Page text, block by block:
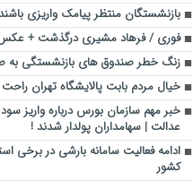
بازنشستگان منتظر پیامک واریزی
فوری / فرهاد مشیری درگذشت +
زنگ خطر صندوق های بازنشستگی به
خیال مردم بابت پالایشگاه تهران
خبر مهم سازمان بورس درباره واریز
عدالت | سهامداران پولدار شدند !
ادامه فعالیت سامانه بارشی در برخی
کشور